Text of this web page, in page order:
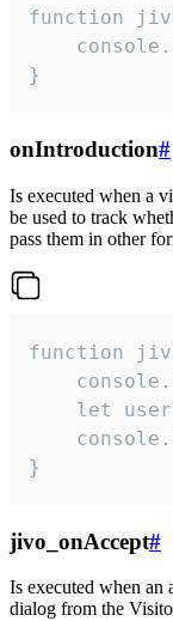
function
}
onIntroduction#
Is executed when a
be used to track
pass them in other
function
let
}
jivo_onAccept#
Is executed when an
dialog from the